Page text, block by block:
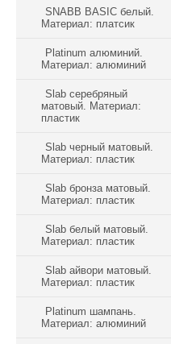
SNABB BASIC белый.
Материал: платсик
Platinum алюминий.
Материал: алюминий
Slab серебряный
матовый. Материал:
пластик
Slab черный матовый.
Материал: пластик
Slab бронза матовый.
Материал: пластик
Slab белый матовый.
Материал: пластик
Slab айвори матовый.
Материал: пластик
Platinum шампань.
Материал: алюминий